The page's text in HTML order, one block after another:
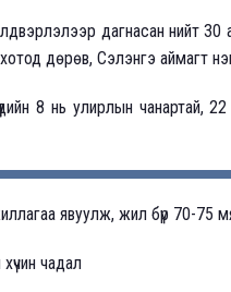
дагнасан нийт 30
дөрөв, Сэлэнгэ аймагт
8 нь улирлын чанартай,
явуулж, жил бүр 70-75
чадал